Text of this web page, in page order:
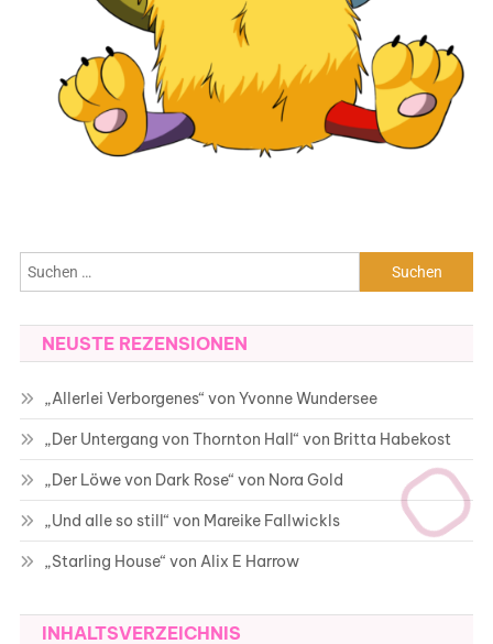
Suchen
nach:
NEUSTE REZENSIONEN
„Allerlei Verborgenes“ von Yvonne Wundersee
„Der Untergang von Thornton Hall“ von Britta Habekost
„Der Löwe von Dark Rose“ von Nora Gold
„Und alle so still“ von Mareike Fallwickls
„Starling House“ von Alix E Harrow
INHALTSVERZEICHNIS